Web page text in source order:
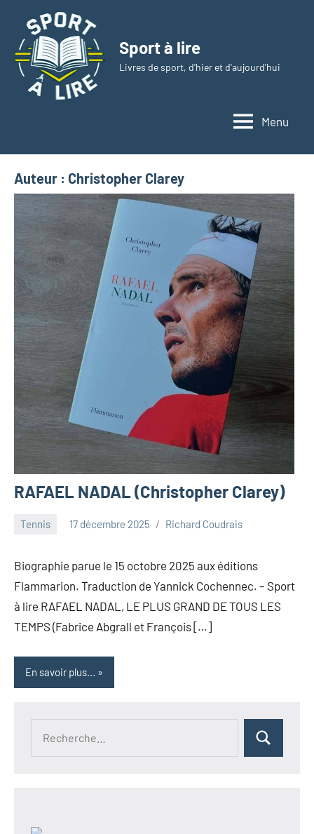
contenu
Sport à lire
Livres de sport, d'hier et d'aujourd'hui
Menu
Auteur : Christopher Clarey
RAFAEL NADAL (Christopher Clarey)
Tennis 17 décembre 2025 Richard Coudrais
Biographie parue le 15 octobre 2025 aux éditions
Flammarion. Traduction de Yannick Cochennec. – Sport
à lire RAFAEL NADAL, LE PLUS GRAND DE TOUS LES
TEMPS (Fabrice Abgrall et François […]
En savoir plus...
Rechercher